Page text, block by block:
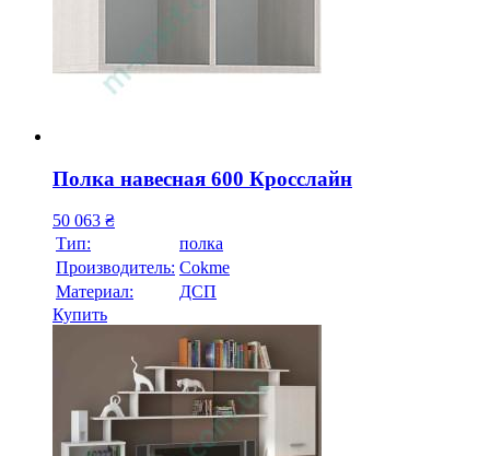
Полка навесная 600 Кросслайн
50 063 ₴
Тип:
полка
Производитель: Cokme
Материал:
ДСП
Купить